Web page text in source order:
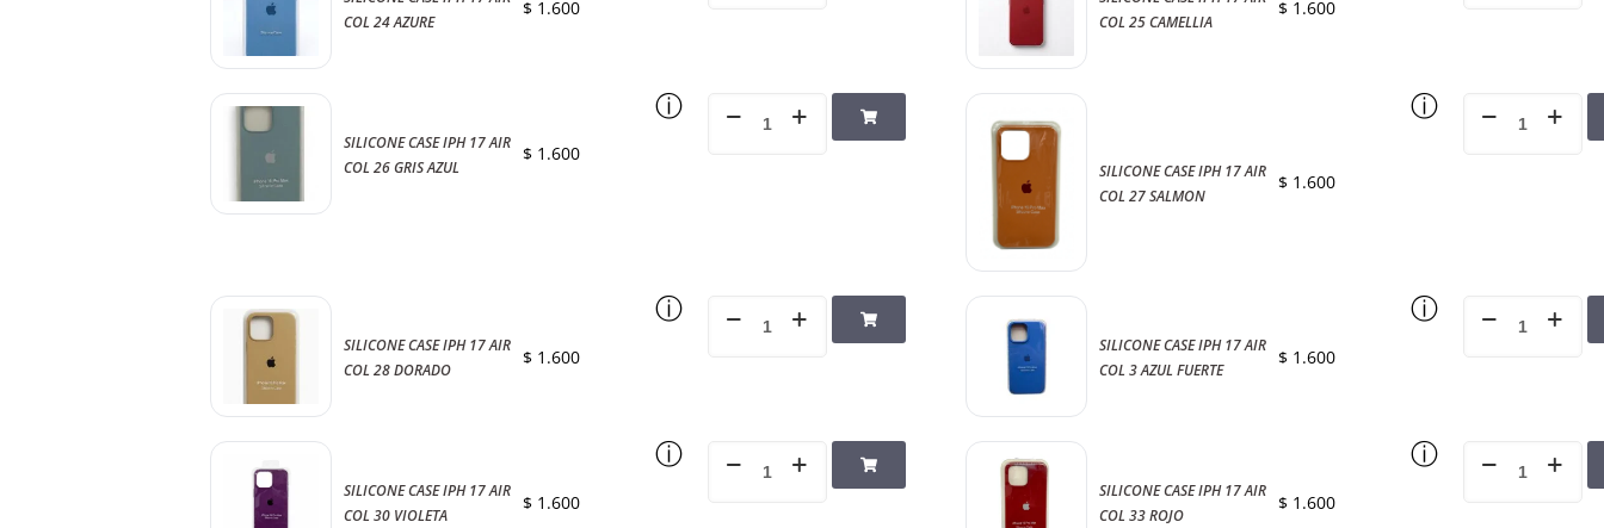
COL 24 AZURE
$1.600
COL 25 CAMELLIA
$1.600
SILICONE CASE IPH 17 AIR
COL 26 GRIS AZUL
$1.600
ⓘ
SILICONE CASE IPH 17 AIR
COL 27 SALMON
$1.600
ⓘ
SILICONE CASE IPH 17 AIR
COL 28 DORADO
$1.600
ⓘ
SILICONE CASE IPH 17 AIR
COL 3 AZUL FUERTE
$1.600
ⓘ
SILICONE CASE IPH 17 AIR
COL 30 VIOLETA
$1.600
ⓘ
SILICONE CASE IPH 17 AIR
COL 33 ROJO
$1.600
ⓘ